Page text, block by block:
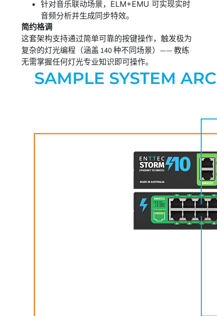
针对音乐联动场景，ELM+EMU 可实现实时
音频分析并生成同步特效。
简约格调
这套架构支持通过简单可靠的按键操作，触发极为
复杂的灯光编程（涵盖 140 种不同场景）—— 教练
无需掌握任何灯光专业知识即可操作。